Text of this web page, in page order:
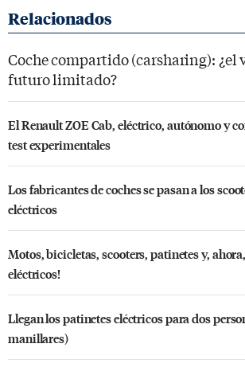
Coche compartido (carsharing): ¿el
futuro limitado?
El Renault ZOE Cab, eléctrico, autónomo y
test experimentales
Los fabricantes de coches se pasan a los
eléctricos
Motos, bicicletas, scooters, patinetes y,
eléctricos!
Llegan los patinetes eléctricos para dos
manillares)